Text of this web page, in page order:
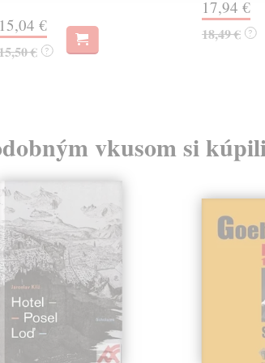
15,04 €
€ ?
17,94 €
18,49 € ?
vkusom si